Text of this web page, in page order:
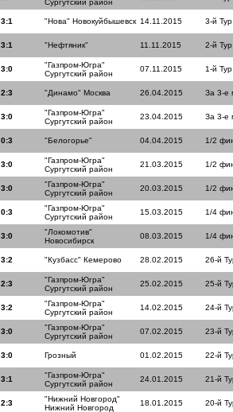
Сургутский район
3:1 "Нова" Новокуйбышевск 14.11.2015 3-й Тур
3:1 "Нефтяник" 11.11.2015 2-й Тур
3:0
"Газпром-Югра"
Сургутский район
07.11.2015 1-й Тур
2:3 "Динамо" Москва 26.04.2015 За 3-е
3:0
"Газпром-Югра"
Сургутский район
23.04.2015 За 3-е
0:3 "Белогорье" 04.04.2015 1/2
3:0
"Газпром-Югра"
Сургутский район
21.03.2015 1/2
3:0
"Газпром-Югра"
Сургутский район
20.03.2015 1/2
0:3
"Газпром-Югра"
Сургутский район
15.03.2015 1/4
3:0
"Локомотив"
Новосибирск
08.03.2015 1/4
3:2 "Кузбасс" Кемерово 28.02.2015 26-й
2:3
"Газпром-Югра"
Сургутский район
25.02.2015 25-й
3:2
"Газпром-Югра"
Сургутский район
14.02.2015 24-й
3:0
"Газпром-Югра"
Сургутский район
07.02.2015 23-й
3:0 Грозный 01.02.2015 22-й
3:1
"Газпром-Югра"
Сургутский район
24.01.2015 21-й
2:3
"Нижний Новгород"
Нижний Новгород
18.01.2015 20-й